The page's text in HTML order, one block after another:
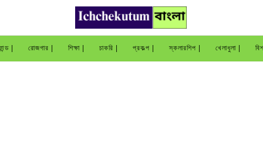
| রোজগার | শিক্ষা | চাকরি | প্রকল্প | স্কলারশিপ | খেলাধুলা |